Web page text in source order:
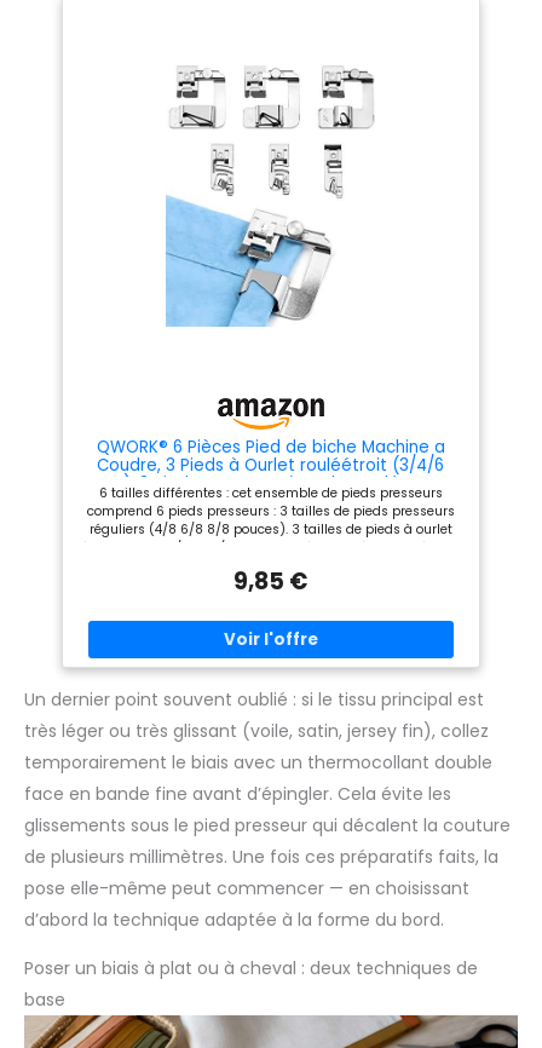
en charge de la pose de biais
au point droit pour ourlets
passepoils sangles et galons.
Pied d’angle de bord: idéal
pour ateliers retouche petites
séries et studios; accélère la
pose répétée sur tabliers
uniformes housses de siège
bâches et projets créatifs. Pied
inoxydable avec guide 6,4
mm; conçu pour têtes à une
domestiques à tige basse ou
industrielles.
facilement des vifs avec cet
accessoire pour machines à
coudre sur des t-shirts, des
mouchoirs et toutes sortes de
travaux de couture.
QWORK® 6 Pièces Pied de biche Machine a
Coudre, 3 Pieds à Ourlet rouléétroit (3/4/6
mm), 3 Pieds presseurs à Ourlet roulé Large
(4/8,6/8,8/8 Pouces), Accessoires de Couture
6 tailles différentes : cet ensemble de pieds presseurs
comprend 6 pieds presseurs : 3 tailles de pieds presseurs
réguliers (4/8 6/8 8/8 pouces). 3 tailles de pieds à ourlet
étroit de 3 mm/4 mm/6 mm pour répondre à vos différents
coudre sont en acier inoxydable, durables, lisses, ne rouillent
période pour répondre à vos besoins de couture. Large
gamme d'utilisation : s'adapte à la plupart des machines à
coudre domestiques à poignée basse. Mais ne convient pas
aux machines à coudre industrielles et petites Installation
facile : pied presseur à ourlet rouléà installation rapide,
cliquez directement pour installer. Large utilisation :
ensemble de 6 pieds de couture pour de nombreux tissus
comme le denim, le molleton, le satin, le coton, parfait pour
coudre des accessoires de tailleur.
9,85 €
Un dernier point souvent oublié : si le tissu principal est
très léger ou très glissant (voile, satin, jersey fin), collez
temporairement le biais avec un thermocollant double
face en bande fine avant d’épingler. Cela évite les
glissements sous le pied presseur qui décalent la couture
de plusieurs millimètres. Une fois ces préparatifs faits, la
pose elle-même peut commencer — en choisissant
d’abord la technique adaptée à la forme du bord.
Poser un biais à plat ou à cheval : deux techniques de
base